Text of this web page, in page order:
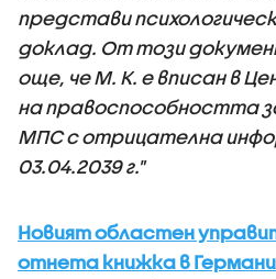
представи
доклад. От този
още, че М. К. е вписан в
на правоспособността
МПС с отрицателна
03.04.2039 г."
Новият областен
отнета книжка в